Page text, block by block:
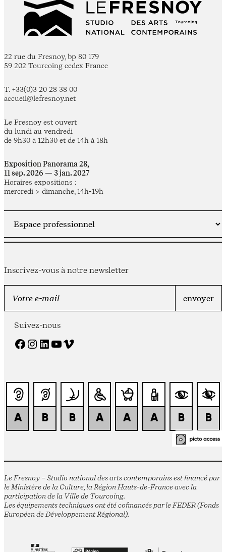
22 rue du Fresnoy, bp 80 179
59 202 Tourcoing cedex France
T. +33(0)3 20 28 38 00
accueil@lefresnoy.net
Le Fresnoy est ouvert
du lundi au vendredi
de 9h30 à 12h30 et de 14h à 18h
Exposition Panorama 28,
11 sep. 2026 — 3 jan. 2027
Horaires expositions :
mercredi > dimanche, 14h-19h
Inscrivez-vous à notre newsletter
Suivez-nous
Facebook Instagram LinkedIn YouTube Vimeo
Le Fresnoy – Studio national des arts contemporains est financé par
le Ministère de la Culture, la Région Hauts-de-France avec la
participation de la Ville de Tourcoing.
Les équipements techniques ont été cofinancés par le FEDER (Fonds
Européen de Développement Régional).